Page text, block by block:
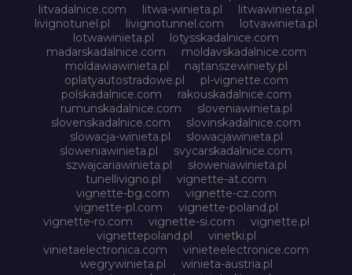
litvadalnice.com
litwa-winieta.pl
litwawinieta.pl
livignotunel.pl
livignotunnel.com
lotvawinieta.pl
lotwawinieta.pl
lotysskadalnice.com
madarskadalnice.com
moldavskadalnice.com
moldawiawinieta.pl
najtanszewiniety.pl
oplatyautostradowe.pl
pl-vignette.com
polskadalnice.com
rakouskadalnice.com
rumunskadalnice.com
sloveniawinieta.pl
slovenskadalnice.com
slovinskadalnice.com
slowacja-winieta.pl
slowacjawinieta.pl
sloweniawinieta.pl
svycarskadalnice.com
szwajcariawinieta.pl
słoweniawinieta.pl
tunellivigno.pl
vignette-at.com
vignette-bg.com
vignette-cz.com
vignette-pl.com
vignette-poland.pl
vignette-ro.com
vignette-si.com
vignette.pl
vignettepoland.pl
vinetki.pl
vinietaelectronica.com
vinieteelectronice.com
wegrywinieta.pl
winieta-austria.pl